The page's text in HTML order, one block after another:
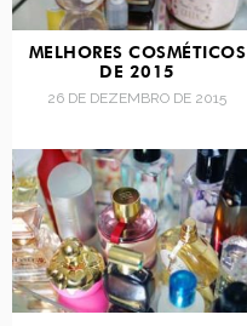
MELHORES COSMÉTICOS
DE 2015
26 DE DEZEMBRO DE 2015